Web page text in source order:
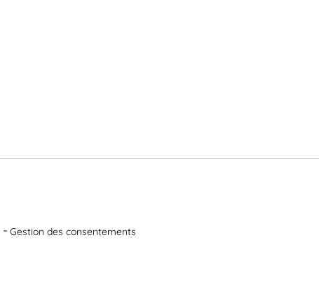
Gestion des consentements